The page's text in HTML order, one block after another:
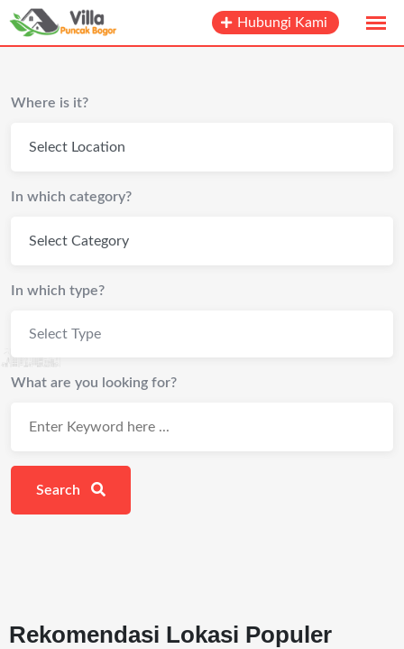
Hubungi Kami
Where is it?
In which category?
In which type?
Select Type
What are you looking for?
Search
Rekomendasi Lokasi Populer